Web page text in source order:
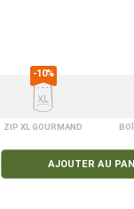
ZIP XL GOURMAND
AJOUTER AU